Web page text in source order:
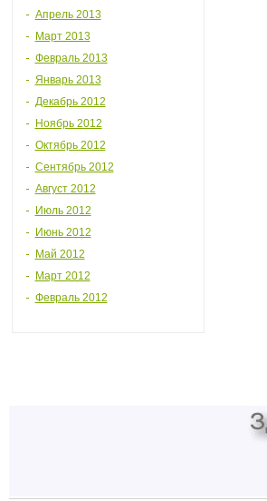
Апрель 2013
Март 2013
Февраль 2013
Январь 2013
Декабрь 2012
Ноябрь 2012
Октябрь 2012
Сентябрь 2012
Август 2012
Июль 2012
Июнь 2012
Май 2012
Март 2012
Февраль 2012